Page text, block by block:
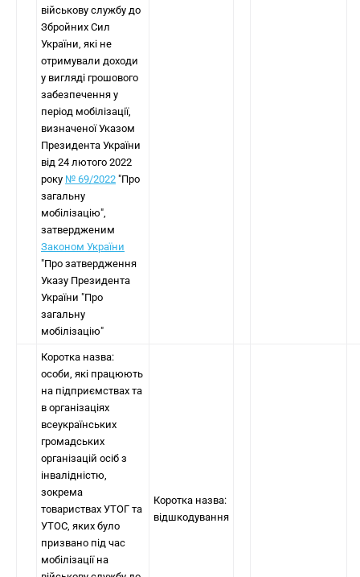
військову службу до
Збройних Сил
України, які не
отримували доходи
у вигляді грошового
забезпечення у
період мобілізації,
визначеної Указом
Президента України
від 24 лютого 2022
року № 69/2022 "Про
загальну
мобілізацію",
затвердженим
Законом України
"Про затвердження
Указу Президента
України "Про
загальну
мобілізацію"
Коротка назва:
особи, які працюють
на підприємствах та
в організаціях
всеукраїнських
громадських
організацій осіб з
інвалідністю,
зокрема
товариствах УТОГ та
УТОС, яких було
призвано під час
мобілізації на
Коротка назва:
відшкодування